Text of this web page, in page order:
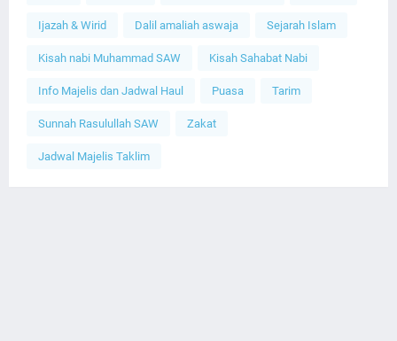
Ijazah & Wirid Dalil amaliah aswaja Sejarah Islam
Kisah nabi Muhammad SAW Kisah Sahabat Nabi
Info Majelis dan Jadwal Haul Puasa Tarim
Sunnah Rasulullah SAW Zakat
Jadwal Majelis Taklim